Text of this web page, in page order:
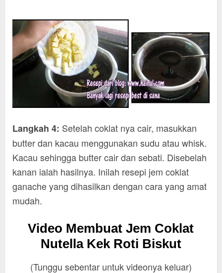
Langkah 4: Setelah coklat nya cair, masukkan
butter dan kacau menggunakan sudu atau whisk.
Kacau sehingga butter cair dan sebati. Disebelah
kanan ialah hasilnya. Inilah resepi jem coklat
ganache yang dihasilkan dengan cara yang amat
mudah.
Video Membuat Jem Coklat
Nutella Kek Roti Biskut
(Tunggu sebentar untuk videonya keluar)